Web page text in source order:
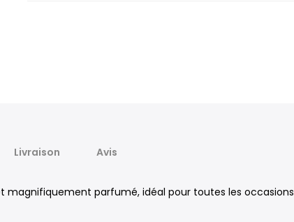
Livraison Avis
magnifiquement parfumé, idéal pour toutes les occasions